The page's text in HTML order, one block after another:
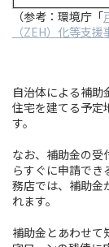
（参考：環境庁「
（ZEH）化等支援
自治体による補助
住宅を建てる予定
す。
なお、補助金の受
らすぐに申請でき
務店では、補助金
れます。
補助金とあわせて